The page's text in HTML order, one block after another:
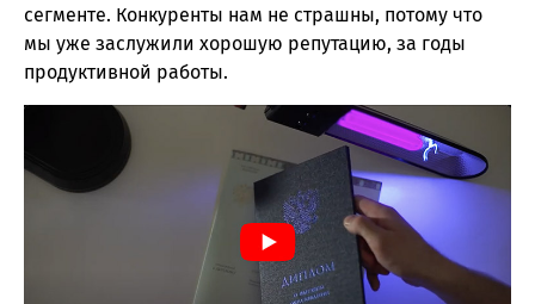
сегменте. Конкуренты нам не страшны, потому что
мы уже заслужили хорошую репутацию, за годы
продуктивной работы.